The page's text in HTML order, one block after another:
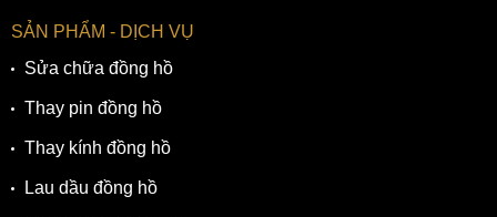
màu sắc bền bỉ theo thời gian.
SẢN PHẨM - DỊCH VỤ
Sửa chữa đồng hồ
Thay pin đồng hồ
Thay kính đồng hồ
Lau dầu đồng hồ